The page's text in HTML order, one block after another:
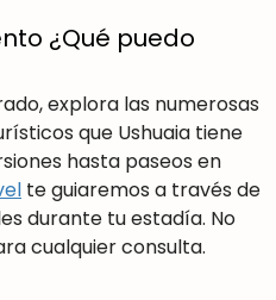
¿Qué puedo
explora las numerosas
que Ushuaia tiene
hasta paseos en
te guiaremos a través de
durante tu estadía. No
cualquier consulta.